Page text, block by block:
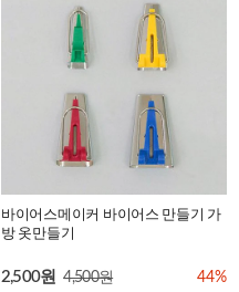
바이어스메이커 바이어스 만들기 가
방 옷만들기
2,500원 4,500원 44%